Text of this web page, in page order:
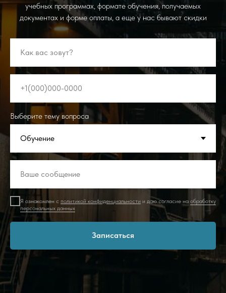
учебных программах, формате обучения, получаемых
документах и форме оплаты, а еще у нас бывают скидки
Выберите тему вопроса
Я ознакомлен с политикой конфиденциальности и даю согласие на обработку
персональных данных
Записаться